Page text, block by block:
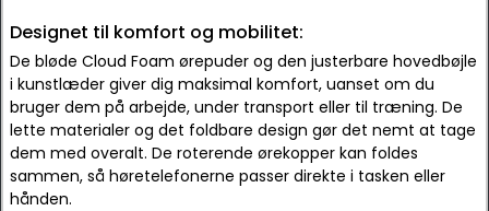
Designet til komfort og mobilitet:
De bløde Cloud Foam ørepuder og den justerbare hovedbøjle
i kunstlæder giver dig maksimal komfort, uanset om du
bruger dem på arbejde, under transport eller til træning. De
lette materialer og det foldbare design gør det nemt at tage
dem med overalt. De roterende ørekopper kan foldes
sammen, så høretelefonerne passer direkte i tasken eller
hånden.